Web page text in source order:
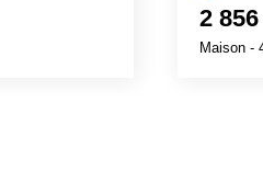
2 856
Maison-